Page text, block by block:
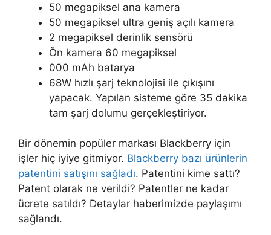
50 megapiksel ana kamera
50 megapiksel ultra geniş açılı kamera
2 megapiksel derinlik sensörü
Ön kamera 60 megapiksel
000 mAh batarya
68W hızlı şarj teknolojisi ile çıkışını
yapacak. Yapılan sisteme göre 35 dakika
tam şarj dolumu gerçekleştiriyor.
Bir dönemin popüler markası Blackberry için
işler hiç iyiye gitmiyor. Blackberry bazı ürünlerin
patentini satışını sağladı. Patentini kime sattı?
Patent olarak ne verildi? Patentler ne kadar
ücrete satıldı? Detaylar haberimizde paylaşımı
sağlandı.